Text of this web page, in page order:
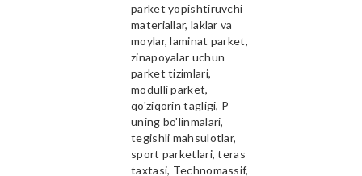
parket yopishtiruvchi
materiallar, laklar va
moylar, laminat parket,
zinapoyalar uchun
parket tizimlari,
modulli parket,
qo'ziqorin tagligi, P
uning bo'linmalari,
tegishli mahsulotlar,
sport parketlari, teras
taxtasi, Technomassif,